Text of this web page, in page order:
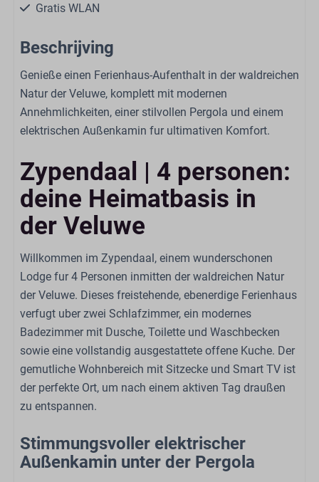
Gratis WLAN
Selbstbedienungswäscherei
Haustiere
Haustierfrei
Sitzbereich
Smart-TV
Offene Küche
Küche
Gasherd: 4-Brenner
Kessel: Elektrischer Wasserkocher
Kaffeetassenmaschine: Nespresso
Kühlschrank: Mit Gefrierfach
Esstisch
Geschirrspüler
Extraktor
Küchengeräte
Badezimmer
Beschrijving
Genieße einen Ferienhaus-Aufenthalt in der waldreichen
Natur der Veluwe, komplett mit modernen
Annehmlichkeiten, einer stilvollen Pergola und einem
elektrischen Außenkamin fur ultimativen Komfort.
Zypendaal | 4 personen:
deine Heimatbasis in
der Veluwe
Willkommen im Zypendaal, einem wunderschonen
Lodge fur 4 Personen inmitten der waldreichen Natur
der Veluwe. Dieses freistehende, ebenerdige Ferienhaus
verfugt uber zwei Schlafzimmer, ein modernes
Badezimmer mit Dusche, Toilette und Waschbecken
sowie eine vollstandig ausgestattete offene Kuche. Der
gemutliche Wohnbereich mit Sitzecke und Smart TV ist
der perfekte Ort, um nach einem aktiven Tag draußen
zu entspannen.
Stimmungsvoller elektrischer
Außenkamin unter der Pergola